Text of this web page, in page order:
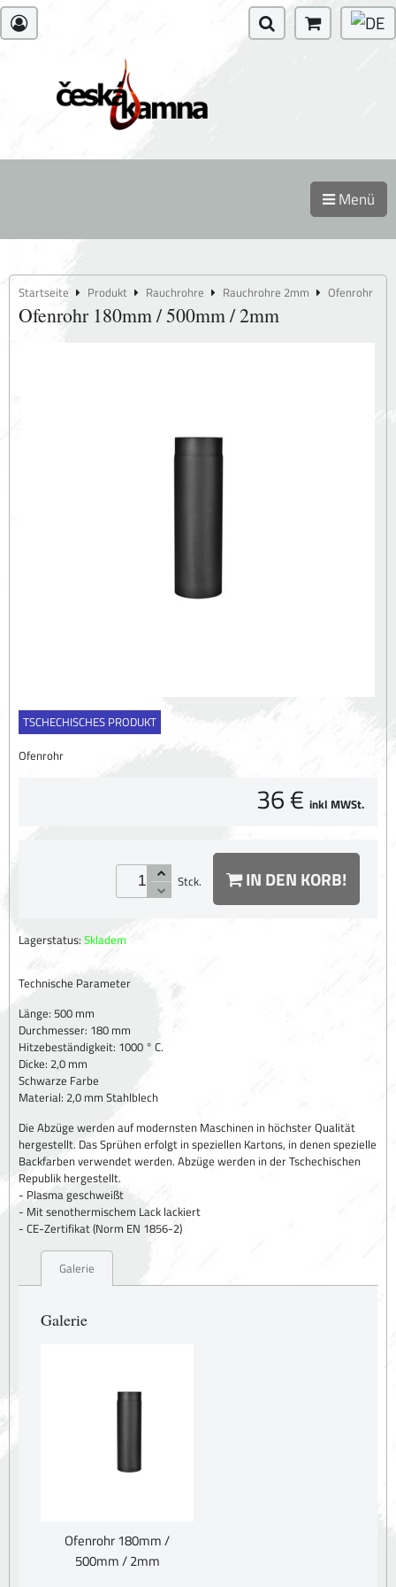
Menü
Startseite Produkt Rauchrohre Rauchrohre 2mm Ofenrohr
Ofenrohr 180mm / 500mm / 2mm
TSCHECHISCHES PRODUKT
Ofenrohr
36 € inkl MWSt.
Stck. IN DEN KORB!
Lagerstatus: Skladem
Technische Parameter
Länge: 500 mm
Durchmesser: 180 mm
Hitzebeständigkeit: 1000 ° C.
Dicke: 2,0 mm
Schwarze Farbe
Material: 2,0 mm Stahlblech
Die Abzüge werden auf modernsten Maschinen in höchster Qualität
hergestellt. Das Sprühen erfolgt in speziellen Kartons, in denen spezielle
Backfarben verwendet werden. Abzüge werden in der Tschechischen
Republik hergestellt.
- Plasma geschweißt
- Mit senothermischem Lack lackiert
- CE-Zertifikat (Norm EN 1856-2)
Galerie
Galerie
Ofenrohr 180mm /
500mm / 2mm